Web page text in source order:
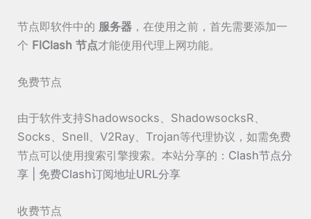
节点即软件中的 服务器 ，在使用之前，首先需要添加一
个 FlClash 节点才能使用代理上网功能。
免费节点
由于软件支持Shadowsocks、ShadowsocksR、
Socks、Snell、V2Ray、Trojan等代理协议，如需免费
节点可以使用搜索引擎搜索。本站分享的： Clash节点分
享 | 免费Clash订阅地址URL分享
收费节点